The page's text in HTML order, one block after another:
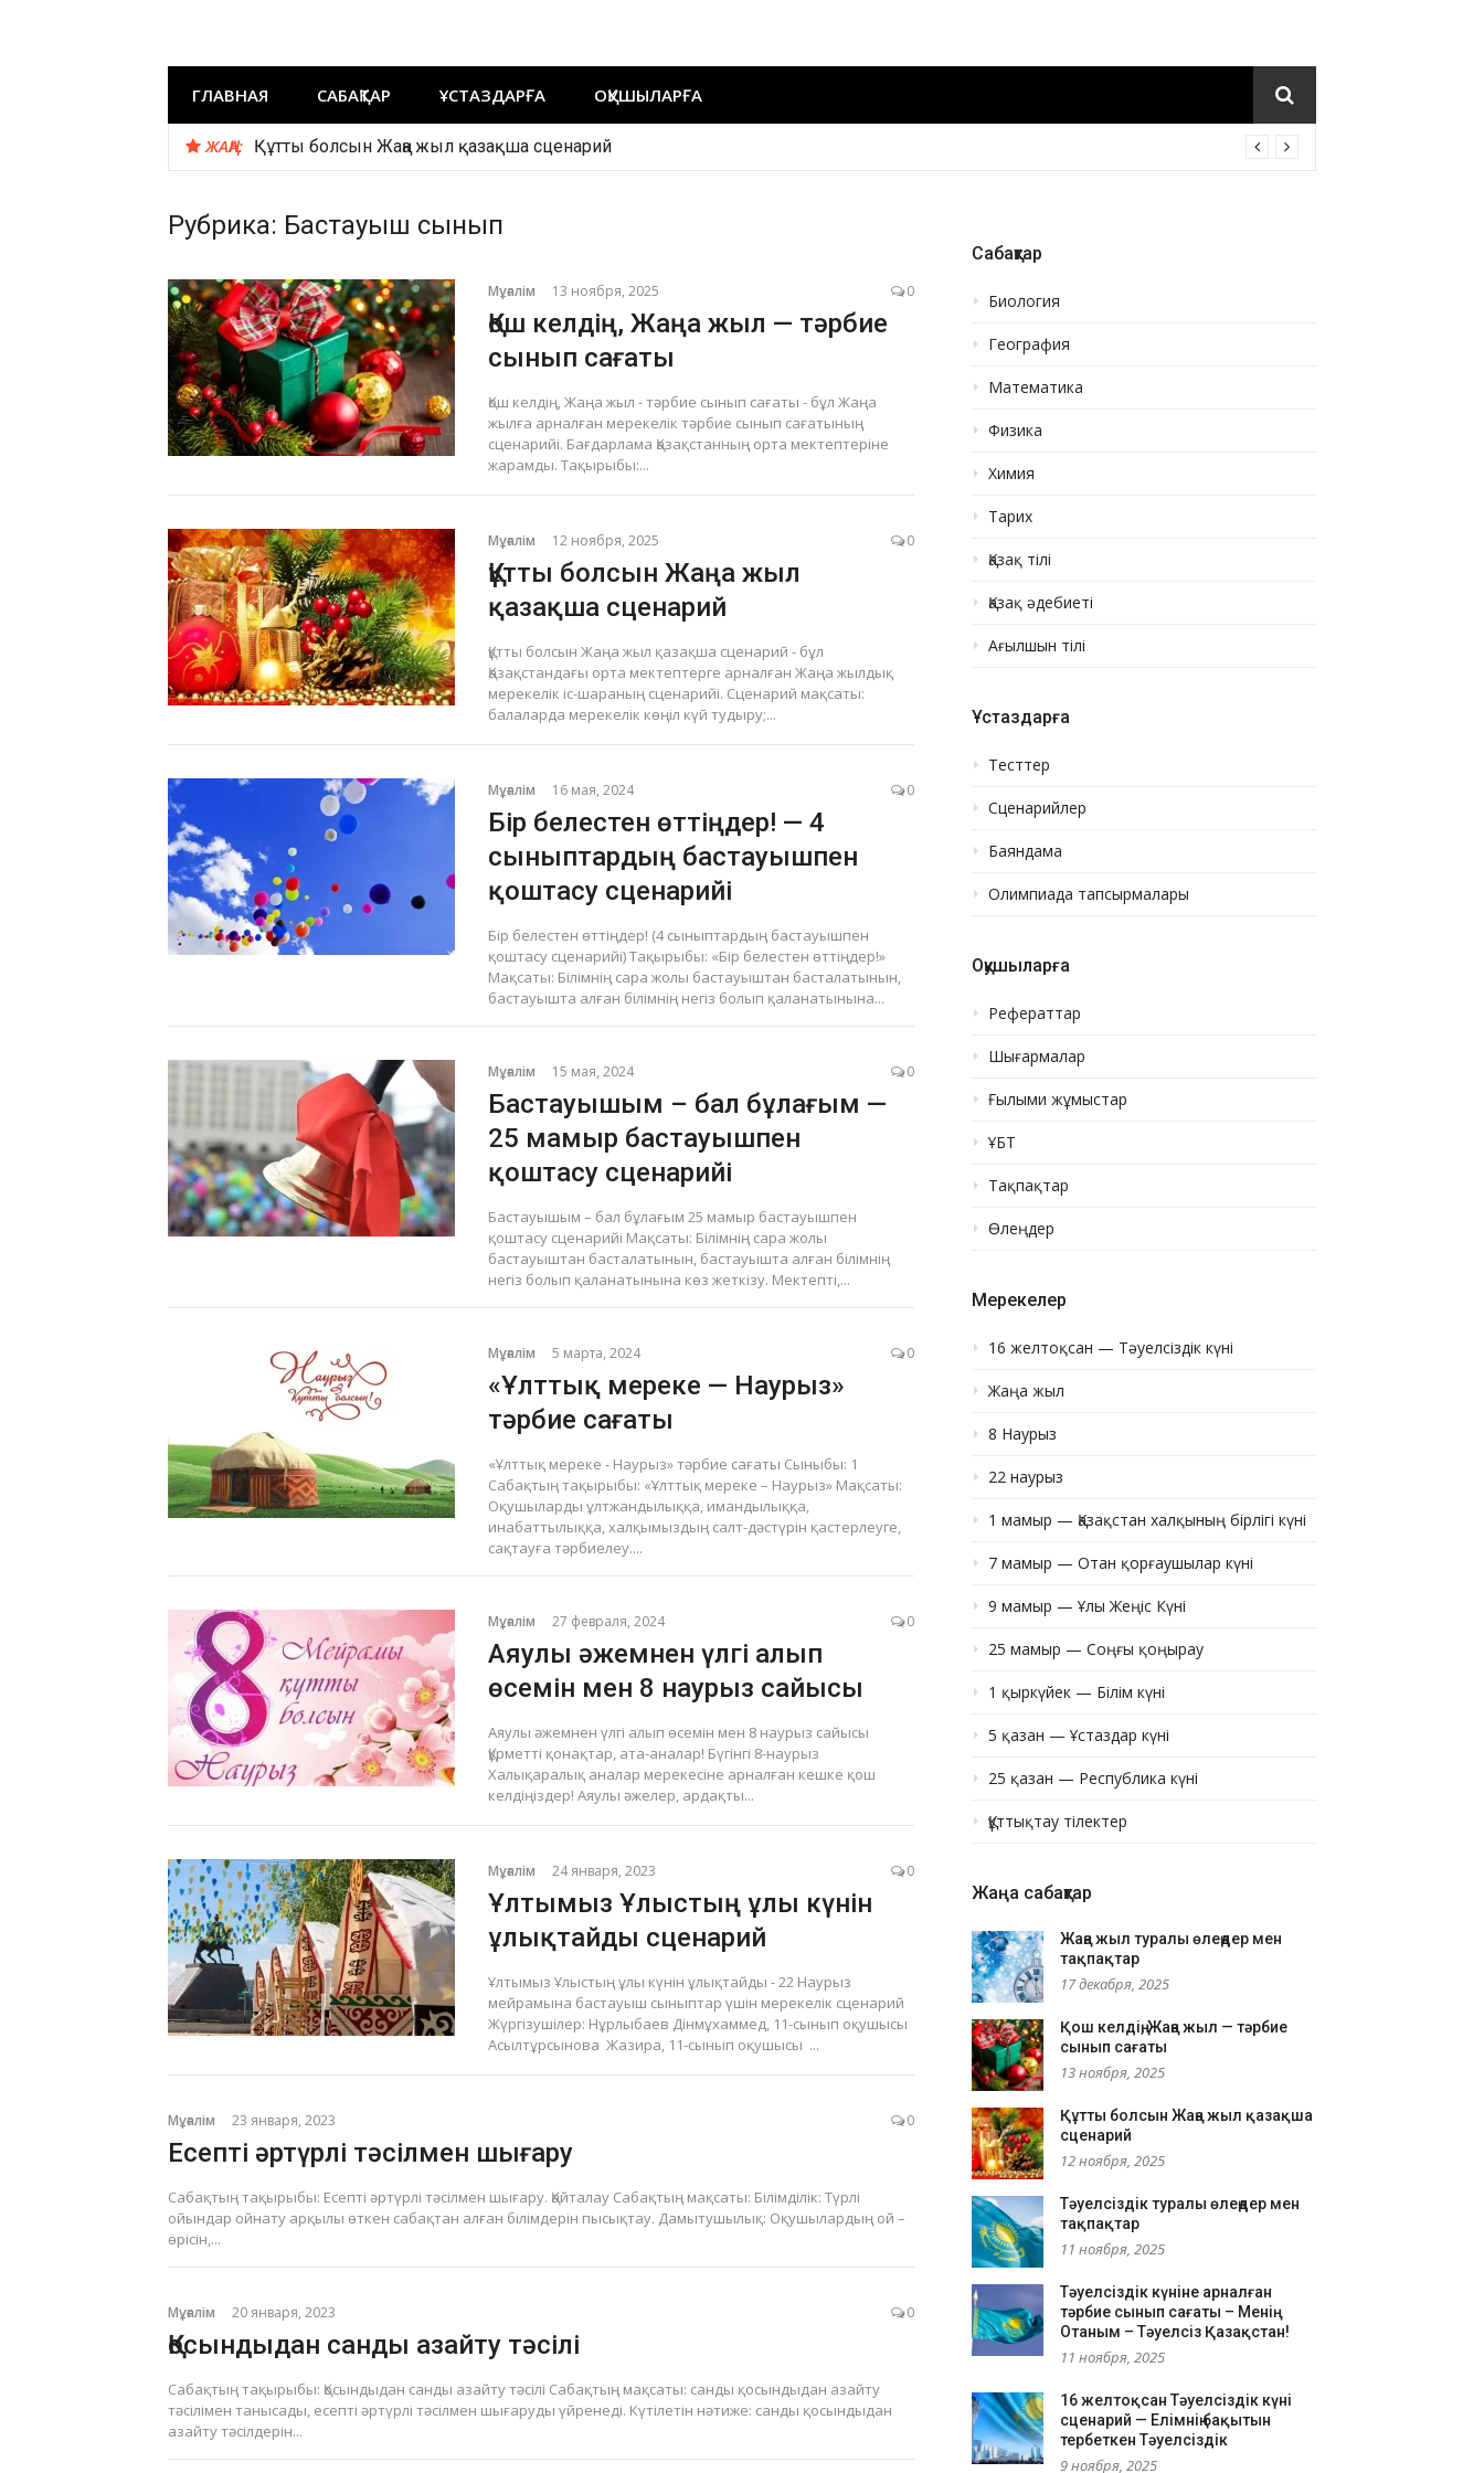
Sabaqtar
ГЛАВНАЯ САБАҚТАР ҰСТАЗДАРҒА ОҚУШЫЛАРҒА
ЖАҢА: Құтты болсын Жаңа жыл қазақша сценарий
Рубрика: Бастауыш сынып
Мұғалім 13 ноября, 2025 0
Қош келдің, Жаңа жыл — тәрбие
сынып сағаты
Қош келдің, Жаңа жыл - тәрбие сынып сағаты - бұл Жаңа
жылға арналған мерекелік тәрбие сынып сағатының
сценарийі. Бағдарлама Қазақстанның орта мектептеріне
жарамды. Тақырыбы:...
Мұғалім 12 ноября, 2025 0
Құтты болсын Жаңа жыл
қазақша сценарий
Құтты болсын Жаңа жыл қазақша сценарий - бұл
Қазақстандағы орта мектептерге арналған Жаңа жылдық
мерекелік іс-шараның сценарийі. Сценарий мақсаты:
балаларда мерекелік көңіл күй тудыру;...
Мұғалім 16 мая, 2024 0
Бір белестен өттіңдер! — 4
сыныптардың бастауышпен
қоштасу сценарийі
Бір белестен өттіңдер! (4 сыныптардың бастауышпен
қоштасу сценарийі) Тақырыбы: «Бір белестен өттіңдер!»
Мақсаты: Білімнің сара жолы бастауыштан басталатынын,
бастауышта алған білімнің негіз болып қаланатынына...
Мұғалім 15 мая, 2024 0
Бастауышым – бал бұлағым —
25 мамыр бастауышпен
қоштасу сценарийі
Бастауышым – бал бұлағым 25 мамыр бастауышпен
қоштасу сценарийі Мақсаты: Білімнің сара жолы
бастауыштан басталатынын, бастауышта алған білімнің
негіз болып қаланатынына көз жеткізу. Мектепті,...
Мұғалім 5 марта, 2024 0
«Ұлттық мереке — Наурыз»
тәрбие сағаты
«Ұлттық мереке - Наурыз» тәрбие сағаты Сыныбы: 1
Сабақтың тақырыбы: «Ұлттық мереке – Наурыз» Мақсаты:
Оқушыларды ұлтжандылыққа, имандылыққа,
инабаттылыққа, халқымыздың салт-дәстүрін қастерлеуге,
сақтауға тәрбиелеу....
Мұғалім 27 февраля, 2024 0
Аяулы әжемнен үлгі алып
өсемін мен 8 наурыз сайысы
Аяулы әжемнен үлгі алып өсемін мен 8 наурыз сайысы
Құрметті қонақтар, ата-аналар! Бүгінгі 8-наурыз
Халықаралық аналар мерекесіне арналған кешке қош
келдіңіздер! Аяулы әжелер, ардақты...
Мұғалім 24 января, 2023 0
Ұлтымыз Ұлыстың ұлы күнін
ұлықтайды сценарий
Ұлтымыз Ұлыстың ұлы күнін ұлықтайды - 22 Наурыз
мейрамына бастауыш сыныптар үшін мерекелік сценарий
Жүргізушілер: Нұрлыбаев Дінмұхаммед, 11-сынып оқушысы
Асылтұрсынова Жазира, 11-сынып оқушысы ...
Мұғалім 23 января, 2023 0
Есепті әртүрлі тәсілмен шығару
Сабақтың тақырыбы: Есепті әртүрлі тәсілмен шығару. Қайталау Сабақтың мақсаты: Білімділік: Түрлі
ойындар ойнату арқылы өткен сабақтан алған білімдерін пысықтау. Дамытушылық: Оқушылардың ой –
өрісін,...
Мұғалім 20 января, 2023 0
Қосындыдан санды азайту тәсілі
Сабақтың тақырыбы: Қосындыдан санды азайту тәсілі Сабақтың мақсаты: санды қосындыдан азайту
тәсілімен танысады, есепті әртүрлі тәсілмен шығаруды үйренеді. Күтілетін нәтиже: санды қосындыдан
азайту тәсілдерін...
Сабақтар
Биология
География
Математика
Физика
Химия
Тарих
Қазақ тілі
Қазақ әдебиеті
Ағылшын тілі
Ұстаздарға
Тесттер
Сценарийлер
Баяндама
Олимпиада тапсырмалары
Оқушыларға
Рефераттар
Шығармалар
Ғылыми жұмыстар
ҰБТ
Тақпақтар
Өлеңдер
Мерекелер
16 желтоқсан — Тәуелсіздік күні
Жаңа жыл
8 Наурыз
22 наурыз
1 мамыр — Қазақстан халқының бірлігі күні
7 мамыр — Отан қорғаушылар күні
9 мамыр — Ұлы Жеңіс Күні
25 мамыр — Соңғы қоңырау
1 қыркүйек — Білім күні
5 қазан — Ұстаздар күні
25 қазан — Республика күні
Құттықтау тілектер
Жаңа сабақтар
Жаңа жыл туралы өлеңдер мен
тақпақтар
17 декабря, 2025
Қош келдің, Жаңа жыл — тәрбие
сынып сағаты
13 ноября, 2025
Құтты болсын Жаңа жыл қазақша
сценарий
12 ноября, 2025
Тәуелсіздік туралы өлеңдер мен
тақпақтар
11 ноября, 2025
Тәуелсіздік күніне арналған
тәрбие сынып сағаты – Менің
Отаным – Тәуелсіз Қазақстан!
11 ноября, 2025
16 желтоқсан Тәуелсіздік күні
сценарий — Елімнің бақытын
тербеткен Тәуелсіздік
9 ноября, 2025